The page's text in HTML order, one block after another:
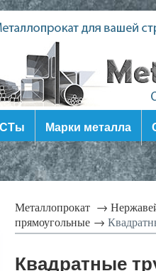
Марки металла
Металлопрокат →
прямоугольные →
Квадратные